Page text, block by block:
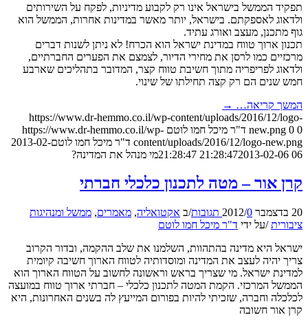
תפקיד הממשל בישראל אינו רק לקבוע מדיניות, לפקח על השירותים
ולדאוג לאספקתם. בישראל, יותר מאשר במדינות אחרות, הממשל הוא
גוף מתכנן, מעצב ואורג עתיד.
תכנון ארוך טווח במדינת ישראל הוא הכרח! לא ניתן לשנות דברים
מרכזיים כמו לרסן את מחירי הדיור, לצמצם את הפערים החברתיים,
ולדאוג לפריפריה מתוך חשיבת טווח קצר, המדובר בתהליכים שארבע
חמש שנים הם רק קצה תחילתו של שינוי.
המשך קריאה… →
https://www.dr-hemmo.co.il/wp-content/uploads/2016/12/logo-
new.png 0 0 ד"ר מיכל חמו לוטם https://www.dr-hemmo.co.il/wp-
content/uploads/2016/12/logo-new.png ד"ר מיכל חמו לוטם2013-02-
06 21:28:47
2013-02-06 21:28:47 מי מנהל את המדינה?
קרן אור – מטה לתכנון כלכלי חברתי
20 בדצמבר 2012 /0 תגובות /ב אקטואליה, מאמרים, ממשל ומנהיגות
ציבורית /על ידי ד"ר מיכל חמו לוטם
ישראל היא מדינה בהתהוות, השלמנו את שלב ההקמה, ובדור הקרוב
צריך יהיה לעצב את המדינה ומוסדותיה לטווח הארוך חשיבה קיומית
למדינת ישראל. מי שצריך בראש וראשונה לחשוב על הטווח הארוך הוא
הממשל המרכזי. הקמת המטה לתכנון כלכלי – חברתי ארוך טווח במועצה
לכלכלה וחברה, שזכיתי להיות בפורום המייעץ לה בשנים האחרונות, היא
קרן אור חשובה